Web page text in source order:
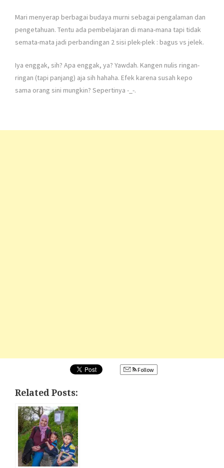
Mari menyerap berbagai budaya murni sebagai pengalaman dan
pengetahuan. Tentu ada pembelajaran di mana-mana tapi tidak
semata-mata jadi perbandingan 2 sisi plek-plek : bagus vs jelek.
Iya enggak, sih? Apa enggak, ya? Yawdah. Kangen nulis ringan-
ringan (tapi panjang) aja sih hahaha. Efek karena susah kepo
sama orang sini mungkin? Sepertinya -_-.
Follow
Related Posts: